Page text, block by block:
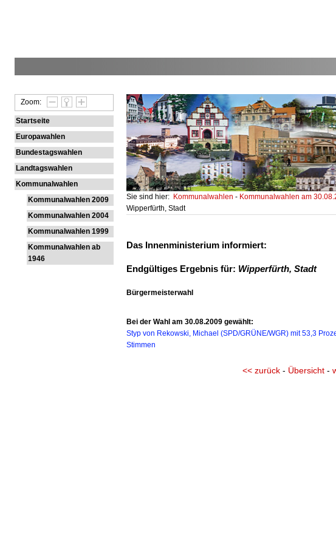
Zoom:
Startseite
Europawahlen
Bundestagswahlen
Landtagswahlen
Kommunalwahlen
Kommunalwahlen 2009
Kommunalwahlen 2004
Kommunalwahlen 1999
Kommunalwahlen ab
1946
Sie sind hier: Kommunalwahlen- Kommunalwahlen am
Wipperfürth, Stadt
Das Innenministerium informiert:
Endgültiges Ergebnis für: Wipperfürth, Stadt
Bürgermeisterwahl
Bei der Wahl am 30.08.2009 gewählt:
Styp von Rekowski, Michael (SPD/GRÜNE/WGR) mit 53,3
Stimmen
<< zurück - Übersicht -